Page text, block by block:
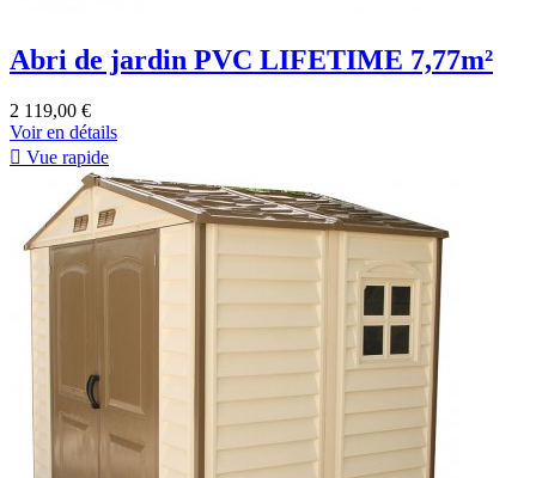
Abri de jardin PVC LIFETIME 7,77m²
2 119,00 €
Voir en détails
 Vue rapide